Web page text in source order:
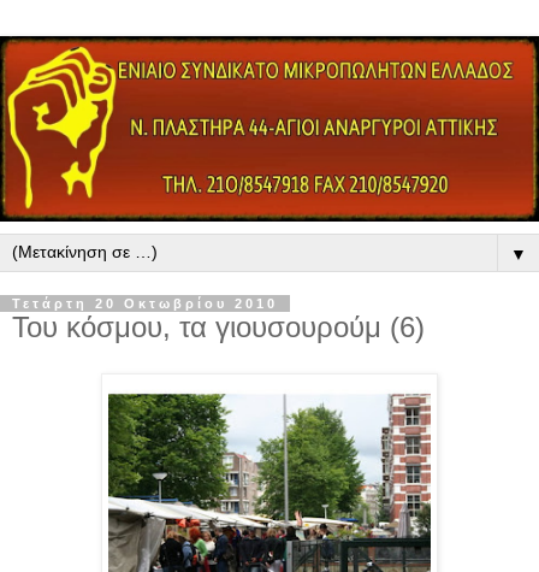
▼
Τετάρτη 20 Οκτωβρίου 2010
Του κόσμου, τα γιουσουρούμ (6)